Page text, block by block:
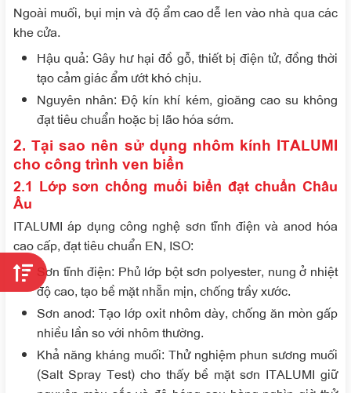
Ngoài muối, bụi mịn và độ ẩm cao dễ len vào nhà qua các
khe cửa.
Hậu quả: Gây hư hại đồ gỗ, thiết bị điện tử, đồng thời
tạo cảm giác ẩm ướt khó chịu.
Nguyên nhân: Độ kín khí kém, gioăng cao su không
đạt tiêu chuẩn hoặc bị lão hóa sớm.
2. Tại sao nên sử dụng nhôm kính ITALUMI
cho công trình ven biển
2.1 Lớp sơn chống muối biển đạt chuẩn Châu
Âu
ITALUMI áp dụng công nghệ sơn tĩnh điện và anod hóa
cao cấp, đạt tiêu chuẩn EN, ISO:
Sơn tĩnh điện: Phủ lớp bột sơn polyester, nung ở nhiệt
độ cao, tạo bề mặt nhẵn mịn, chống trầy xước.
Sơn anod: Tạo lớp oxit nhôm dày, chống ăn mòn gấp
nhiều lần so với nhôm thường.
Khả năng kháng muối: Thử nghiệm phun sương muối
(Salt Spray Test) cho thấy bề mặt sơn ITALUMI giữ